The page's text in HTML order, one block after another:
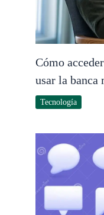
Cómo
usar la banca
Tecnología